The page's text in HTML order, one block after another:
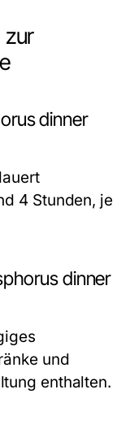
zur
dinner
4 Stunden, je
dinner
und
enthalten.